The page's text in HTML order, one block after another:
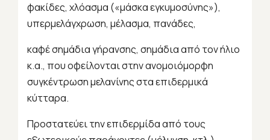
φακίδες, χλόασμα («μάσκα εγκυμοσύνης»),
υπερμελάγχρωση, μέλασμα, πανάδες,
καφέ σημάδια γήρανσης, σημάδια από τον ήλιο
κ.α., που οφείλονται στην ανομοιόμορφη
συγκέντρωση μελανίνης στα επιδερμικά
κύτταρα.
Προστατεύει την επιδερμίδα από τους